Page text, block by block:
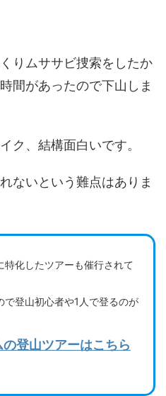
りムササビ捜索をしたか
間があったので下山しま
ク、結構面白いです。
ないという難点はありま
特化したツアーも催行されて
で登山初心者や1人で登るのが
登山ツアーはこちら